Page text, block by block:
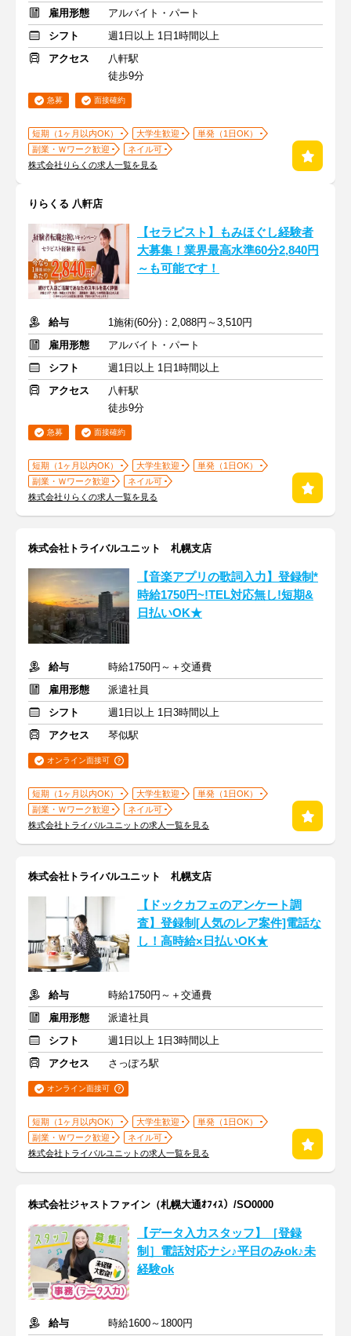
雇用形態
アルバイト・パート
シフト
週1日以上 1日1時間以上
アクセス
八軒駅
徒歩9分
急募 面接確約
短期（1ヶ月以内OK） 大学生歓迎
単発（1日OK）
副業・Ｗワーク歓迎
ネイル可
株式会社りらくの求人一覧を見る
りらくる 八軒店
【セラピスト】もみほぐし経験者
大募集！業界最高水準60分2,840円
～も可能です！
給与
1施術(60分)：2,088円～3,510円
雇用形態
アルバイト・パート
シフト
週1日以上 1日1時間以上
アクセス
八軒駅
徒歩9分
急募 面接確約
短期（1ヶ月以内OK） 大学生歓迎
単発（1日OK）
副業・Ｗワーク歓迎
ネイル可
株式会社りらくの求人一覧を見る
株式会社トライバルユニット 札幌支店
【音楽アプリの歌詞入力】登録制*
時給1750円~!TEL対応無し!短期&
日払いOK★
給与
時給1750円～＋交通費
雇用形態
派遣社員
シフト
週1日以上 1日3時間以上
アクセス
琴似駅
オンライン面接可
短期（1ヶ月以内OK） 大学生歓迎
単発（1日OK）
副業・Ｗワーク歓迎
ネイル可
株式会社トライバルユニットの求人一覧を見る
株式会社トライバルユニット 札幌支店
【ドックカフェのアンケート調
査】登録制[人気のレア案件]電話な
し！高時給×日払いOK★
給与
時給1750円～＋交通費
雇用形態
派遣社員
シフト
週1日以上 1日3時間以上
アクセス
さっぽろ駅
オンライン面接可
短期（1ヶ月以内OK） 大学生歓迎
単発（1日OK）
副業・Ｗワーク歓迎
ネイル可
株式会社トライバルユニットの求人一覧を見る
株式会社ジャストファイン（札幌大通ｵﾌｨｽ）/SO0000
【データ入力スタッフ】［登録
制］電話対応ナシ♪平日のみok♪未
経験ok
給与
時給1600～1800円